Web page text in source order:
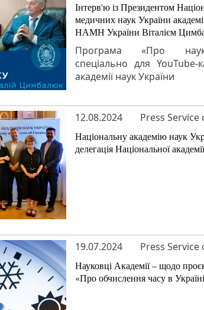
Інтерв'ю із Президентом
медичних наук України
НАМН України Віталієм
Програма «Про
спеціально для YouTube-
академії наук України
12.08.2024 Press
Національну академію наук
делегація Національної
19.07.2024 Press
Науковці Академії – щодо
«Про обчислення часу в